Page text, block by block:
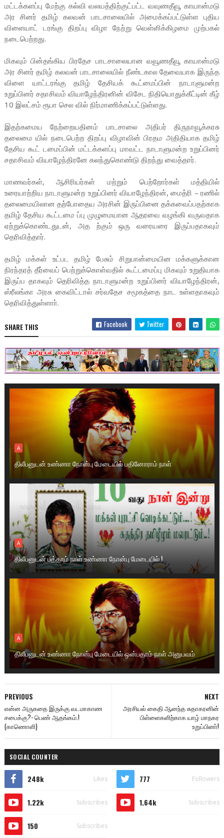
மட்டக்களப்பு மேற்கு கல்வி வலயத்திற்குட்பட்ட வவுணதீவூ காயான்மடு
அர சினர் தமிழ் கலவன் பாடசாலையில் அமைக்கப்பட்டுள்ள புதிய
விளையாட் டரங்கு திறப்பு விழா நேற்று வெள்ளிக்கிழமை முற்பகல்
நடைபெற்றது.
மிகவும் பின்தங்கிய பிரதேச பாடசாலையான வவூணதீவூ காயான்மடு
அர சினர் தமிழ் கலவன் பாடசாலையில் நீண்டகால தேவையாக இருந்த
விளை யாட்டரங்கு தமிழ் தேசியக் கூட்மைப்பின் நாடாளுமன்ற
உறுப்பினர் சதாசிவம் வியாழேந்திரனின் விசேட நிதியொதுக்கீட்டின் கீழ்
10 இலட்சம் ரூபா செல வில் நிர்மாணிக்கப்பட்டுள்ளது.
இதற்கமைய நேற்றையதினம் பாடசாலை அதிபர் திருநாவூக்கரசு
தலைமை யில் நடைபெற்ற திறப்பு விழாவின் பிரதம அதிதியாக தமிழ்
தேசிய கூட் டமைப்பின் மட்டக்களப்பு மாவட்ட நாடாளுமன்ற உறுப்பினர்
சதாசிவம் வியாழேந்திரனே கலந்துகொண்டு திறந்து வைத்தார்.
மாணவர்கள், ஆசிரியர்கள் மற்றும் பெற்றோர்கள் மத்தியில்
உரையாற்றிய நாடாளுமன்ற உறுப்பினர் வியாழேந்திரன், மைத்ரி – ரணில்
தலைமையிலான தற்போதைய அரசின் இருப்பினை தக்கவைப்பதற்காக
தமிழ் தேசிய கூட்டமை ப்பு முழுமையான ஆதரவை வழங்கி வருவதாக
ஏற்றுக்கொண்டதுடன், அத ற்கும் ஒரு வரையரை இருப்பதாகவும்
தெரிவித்தார்.
தமிழ் மக்கள் உட்பட தமிழ் பேசும் சிறுபான்மையின மக்களுக்கான
நிரந்தரத் தீர்வைப் பெற்றுக்கொள்வதில் கூட்டமைப்பு மிகவும் உறுதியாக
இருப்ப தாகவும் தெரிவித்த நாடாளுமன்ற உறுப்பினர் வியாழேந்திரன்,
ஸ்ரீலங்கா அரசு கைவிட்டால் சர்வதேச சமூகத்தை நாட உள்ளதாகவும்
தெரிவித்துள்ளாா்.
SHARE THIS Facebook Twitter
A
திலீபனுடன் உண்ணா நோன்பு மேடையில் பதினோராம் நாள்
A
திலீபனுடன் பத்தாம் நாள் உண்ணா நோன்பு மேடையில் !
A
திலீபனுடன் உண்ணா நோன்பு மேடையில் ஒன்பதாம் நாள் அனுபவம்
NEXT
அரசியல் கைதி ஆனந்த சுதாகரனின்
பிள்ளைகளிற்காக யாழ் மாநகர
உறுப்பினா்!
PREVIOUS
என்ன அருகதை இருக்கு வடமாகாண
சபைக்கு?- பெண் ஆதங்கம்.!
(காணொளி)
SOCIAL COUNTER
248k Likes 777 Followers
1.22k Subscribes 1.64k Subscribes
150 Subscribes